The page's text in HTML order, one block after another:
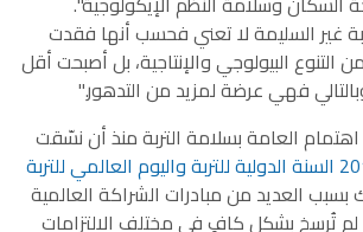
غير السليمة لا تعني فحسب أنها فقدت
التنوع البيولوجي والإنتاجية، بل أصبحت أقل
فهي عرضة لمزيد من التدهور."
العامة بسلامة التربة منذ أن نسّقت
للتربة
واليوم العالمي للتربة
2014 وكذلك بسبب العديد من مبادرات الشراكة العالمية
لم تُرسخ بشكل كافٍ في مختلف الالتزامات